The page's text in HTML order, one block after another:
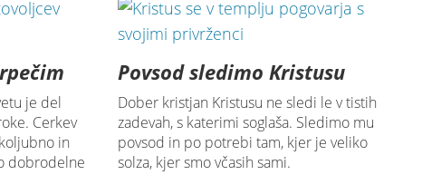
je del
Cerkev
in
dobrodelne
Povsod sledimo Kristusu
Dober kristjan Kristusu ne sledi le v tistih
zadevah, s katerimi soglaša. Sledimo mu
povsod in po potrebi tam, kjer je veliko
solza, kjer smo včasih sami.